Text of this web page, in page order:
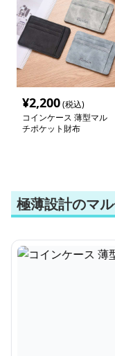
¥2,200(税込)
コインケース 薄型マル
チポケット財布
極薄設計のマ